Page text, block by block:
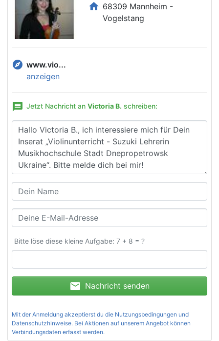
home 68309 Mannheim -
Vogelstang
explore www.vio...
anzeigen
message Jetzt Nachricht an Victoria B. schreiben:
Bitte löse diese kleine Aufgabe: 7 + 8 = ?
mail Nachricht senden
Mit der Anmeldung akzeptierst du die Nutzungsbedingungen und
Datenschutzhinweise. Bei Aktionen auf unserem Angebot können
Verbindungsdaten erfasst werden.